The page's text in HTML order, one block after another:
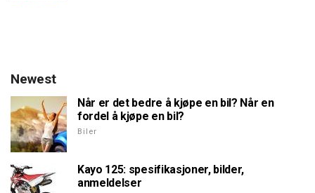
Newest
Når er det bedre å kjøpe en bil? Når en
fordel å kjøpe en bil?
Biler
Kayo 125: spesifikasjoner, bilder,
anmeldelser